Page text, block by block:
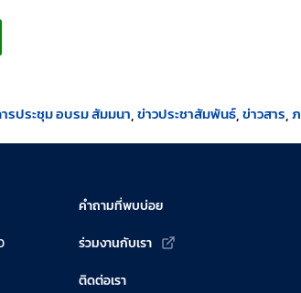
รประชุม อบรม สัมมนา ข่าวประชาสัมพันธ์ ข่าวสาร
คำถามที่พบบ่อย
ร่วมงานกับเรา
ติดต่อเรา